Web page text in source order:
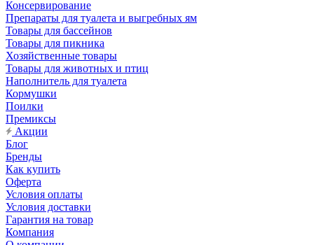
Консервирование
Препараты для туалета и выгребных ям
Товары для бассейнов
Товары для пикника
Хозяйственные товары
Товары для животных и птиц
Наполнитель для туалета
Кормушки
Поилки
Премиксы
Акции
Блог
Бренды
Как купить
Оферта
Условия оплаты
Условия доставки
Гарантия на товар
Компания